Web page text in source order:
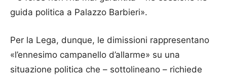
guida politica a Palazzo Barbieri».
Per la Lega, dunque, le dimissioni rappresentano
«l’ennesimo campanello d’allarme» su una
situazione politica che – sottolineano – richiede